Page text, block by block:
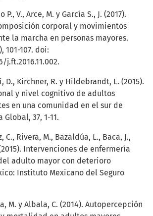
P., V., Arce, M. y García S., J. (2017).
corporal y movimientos
la marcha en personas mayores.
101-107. doi:
j.ft.2016.11.002.
D., Kirchner, R. y Hildebrandt, L. (2015).
y nivel cognitivo de adultos
en una comunidad en el sur de
37, 1-11.
C., Rivera, M., Bazaldúa, L., Baca, J.,
Intervenciones de enfermería
adulto mayor con deterioro
Instituto Mexicano del Seguro
M. y Albala, C. (2014). Autopercepción